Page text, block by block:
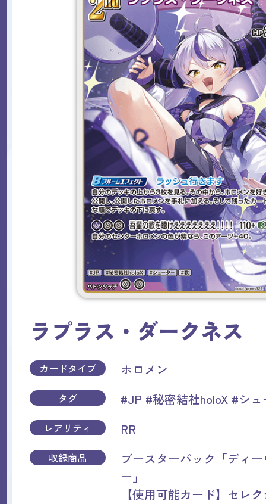
ラプラス・ダークネス
カードタイプ ホロメン
タグ #JP #秘密結社holoX #シ
レアリティ RR
収録商品
ブースターパック「ディ
ー」
【使用可能カード】セレ